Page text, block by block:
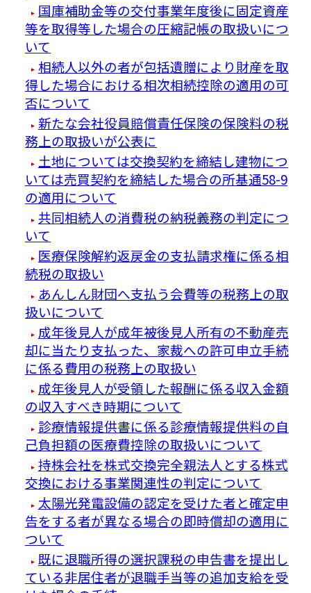
国庫補助金等の交付事業年度後に固定資産
等を取得等した場合の圧縮記帳の取扱いにつ
いて
相続人以外の者が包括遺贈により財産を取
得した場合における相次相続控除の適用の可
否について
新たな会社役員賠償責任保険の保険料の税
務上の取扱いが公表に
土地については交換契約を締結し建物につ
いては売買契約を締結した場合の所基通58-9
の適用について
共同相続人の消費税の納税義務の判定につ
いて
医療保険解約返戻金の支払請求権に係る相
続税の取扱い
あんしん財団へ支払う会費等の税務上の取
扱いについて
成年後見人が成年被後見人所有の不動産売
却に当たり支払った、家裁への許可申立手続
に係る費用の税務上の取扱い
成年後見人が受領した報酬に係る収入金額
の収入すべき時期について
診療情報提供書に係る診療情報提供料の自
己負担額の医療費控除の取扱いについて
持株会社を株式交換完全親法人とする株式
交換における事業関連性の判定について
太陽光発電設備の認定を受けた者と確定申
告をする者が異なる場合の即時償却の適用に
ついて
既に退職所得の選択課税の申告書を提出し
ている非居住者が退職手当等の追加支給を受